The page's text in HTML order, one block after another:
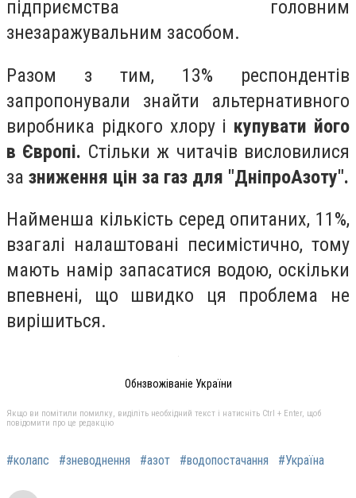
підприємства головним
знезаражувальним засобом.
Разом з тим, 13% респондентів
запропонували знайти альтернативного
виробника рідкого хлору і купувати його
в Європі. Стільки ж читачів висловилися
за зниження цін за газ для "ДніпроАзоту".
Найменша кількість серед опитаних, 11%,
взагалі налаштовані песимістично, тому
мають намір запасатися водою, оскільки
впевнені, що швидко ця проблема не
вирішиться.
Обнзвожіваніе України
Якщо ви помітили помилку, виділіть необхідний текст і натисніть Ctrl + Enter, щоб
повідомити про це редакцію
#колапс #зневоднення #азот #водопостачання #Україна